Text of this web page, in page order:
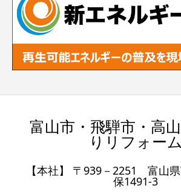
富山市・飛騨市・高
りリフォーム
【本社】 〒939－2251 富山
保1491-3